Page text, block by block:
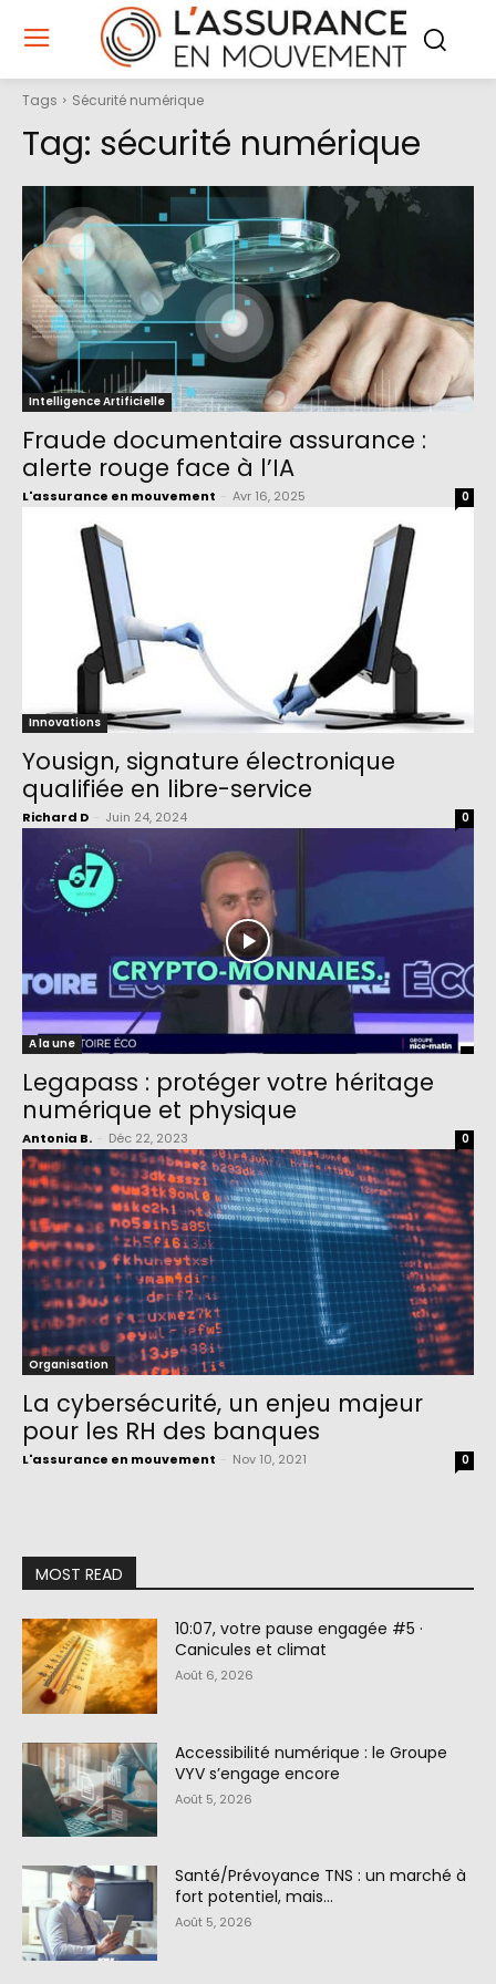
Tags Sécurité numérique
Tag: sécurité numérique
Intelligence Artificielle
Fraude documentaire assurance :
alerte rouge face à l’IA
L'assurance en mouvement Avr 16, 2025 0
Innovations
Yousign, signature électronique
qualifiée en libre-service
Richard D Juin 24, 2024 0
A la une
Legapass : protéger votre héritage
numérique et physique
Antonia B. Déc 22, 2023 0
Organisation
La cybersécurité, un enjeu majeur
pour les RH des banques
L'assurance en mouvement Nov 10, 2021 0
MOST READ
10:07, votre pause engagée #5 ·
Canicules et climat
Août 6, 2026
Accessibilité numérique : le Groupe
VYV s’engage encore
Août 5, 2026
Santé/Prévoyance TNS : un marché à
fort potentiel, mais…
Août 5, 2026